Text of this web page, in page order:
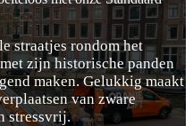
straatjes rondom het
zijn historische panden
maken. Gelukkig maakt
van zware
stressvrij.